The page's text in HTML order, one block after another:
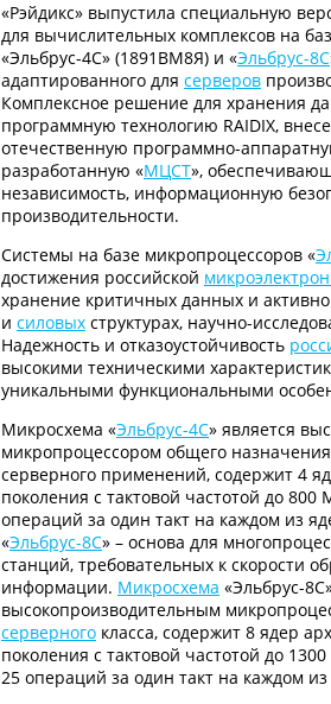
«Рэйдикс» выпустила специальную
для вычислительных комплексов на
«Эльбрус-4С» (1891ВМ8Я) и «Эльбрус-8С
адаптированного для серверов
Комплексное решение для хранения
программную технологию RAIDIX,
отечественную программно-
разработанную «МЦСТ»,
независимость, информационную
производительности.
Системы на базе микропроцессоров «
достижения российской
хранение критичных данных и
и силовых структурах, научно-
Надежность и отказоустойчивость
высокими техническими
уникальными функциональными
Микросхема «Эльбрус-4С» является
микропроцессором общего
серверного применений, содержит 4
поколения с тактовой частотой до
операций за один такт на каждом из
«Эльбрус-8С» – основа для
станций, требовательных к скорости
информации. Микросхема «Эльбрус-
высокопроизводительным
серверного класса, содержит 8 ядер
поколения с тактовой частотой до
25 операций за один такт на каждом